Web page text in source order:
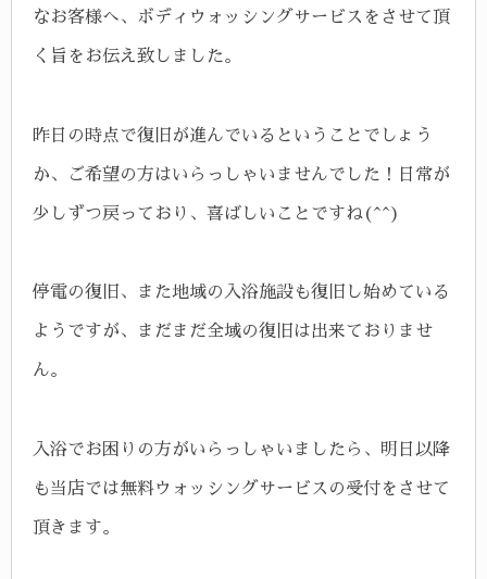
なお客様へ、ボディウォッシングサービスをさせて頂
く旨をお伝え致しました。
昨日の時点で復旧が進んでいるということでしょう
か、ご希望の方はいらっしゃいませんでした！日常が
少しずつ戻っており、喜ばしいことですね(^^)
停電の復旧、また地域の入浴施設も復旧し始めている
ようですが、まだまだ全域の復旧は出来ておりませ
ん。
入浴でお困りの方がいらっしゃいましたら、明日以降
も当店では無料ウォッシングサービスの受付をさせて
頂きます。